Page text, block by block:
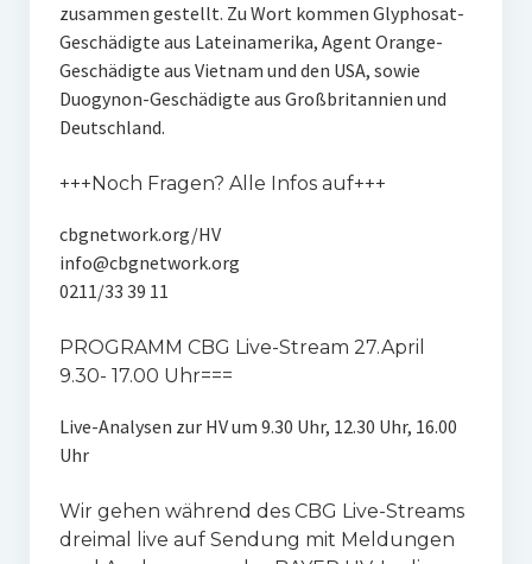
zusammen gestellt. Zu Wort kommen Glyphosat-
Geschädigte aus Lateinamerika, Agent Orange-
Geschädigte aus Vietnam und den USA, sowie
Duogynon-Geschädigte aus Großbritannien und
Deutschland.
+++Noch Fragen? Alle Infos auf+++
cbgnetwork.org/HV
info@cbgnetwork.org
0211/33 39 11
PROGRAMM CBG Live-Stream 27.April
9.30- 17.00 Uhr===
Live-Analysen zur HV um 9.30 Uhr, 12.30 Uhr, 16.00
Uhr
Wir gehen während des CBG Live-Streams
dreimal live auf Sendung mit Meldungen